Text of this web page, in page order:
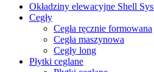
Okładziny elewacyjne Shell
Cegły
Cegła ręcznie formowana
Cegła maszynowa
Cegły long
Płytki ceglane